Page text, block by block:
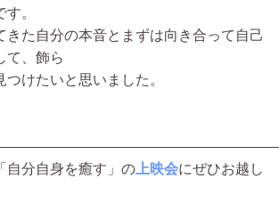
。
きた自分の本音とまずは向き合って自己
て、飾ら
けたいと思いました。
自分自身を癒す」の 上映会にぜひお越し